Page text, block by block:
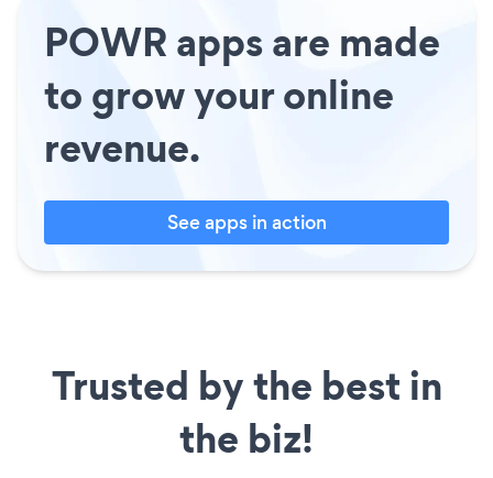
POWR apps are made
to grow your online
revenue.
See apps in action
Trusted by the best in
the biz!